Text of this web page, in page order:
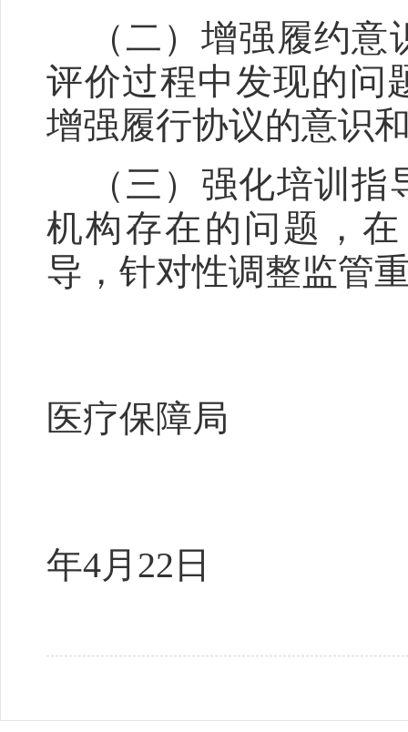
（二）增强履约意
评价过程中发现的问
增强履行协议的意识
（三）强化培训指
机构存在的问题，
导，针对性调整监管
医疗保障局
年4月22日